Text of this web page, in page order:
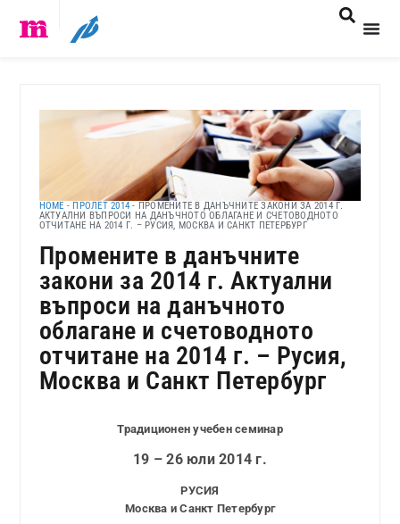
HOME - ПРОЛЕТ 2014 - ПРОМЕНИТЕ В ДАНЪЧНИТЕ ЗАКОНИ ЗА 2014 Г.
АКТУАЛНИ ВЪПРОСИ НА ДАНЪЧНОТО ОБЛАГАНЕ И СЧЕТОВОДНОТО
ОТЧИТАНЕ НА 2014 Г. – РУСИЯ, МОСКВА И САНКТ ПЕТЕРБУРГ
Промените в данъчните
закони за 2014 г. Актуални
въпроси на данъчното
облагане и счетоводното
отчитане на 2014 г. – Русия,
Москва и Санкт Петербург
Традиционен учебен семинар
19 – 26 юли 2014 г.
РУСИЯ
Москва и Санкт Петербург